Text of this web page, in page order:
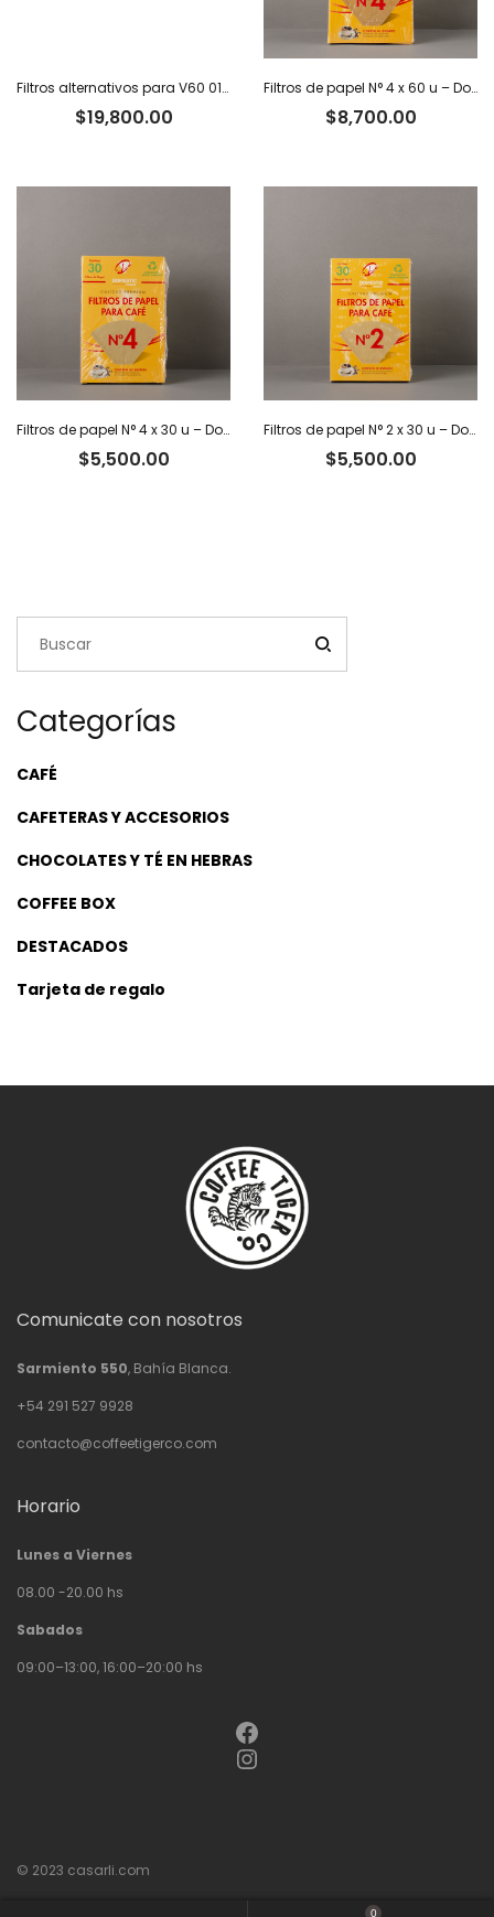
Filtros alternativos para V60 01 x 100 u.
$19,800.00
Filtros de papel N° 4 x 60 u – Domestic
$8,700.00
Filtros de papel N° 4 x 30 u – Domestic
$5,500.00
Filtros de papel N° 2 x 30 u – Domestic
$5,500.00
Categorías
CAFÉ
CAFETERAS Y ACCESORIOS
CHOCOLATES Y TÉ EN HEBRAS
COFFEE BOX
DESTACADOS
Tarjeta de regalo
Comunicate con nosotros
Sarmiento 550, Bahía Blanca.
+54 291 527 9928
contacto@coffeetigerco.com
Horario
Lunes a Viernes
08.00 -20.00 hs
Sabados
09:00–13:00, 16:00–20:00 hs
Facebook
Instagram
© 2023 casarli.com
0